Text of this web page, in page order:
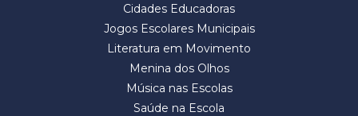
Cidades Educadoras
Jogos Escolares Municipais
Literatura em Movimento
Menina dos Olhos
Música nas Escolas
Saúde na Escola